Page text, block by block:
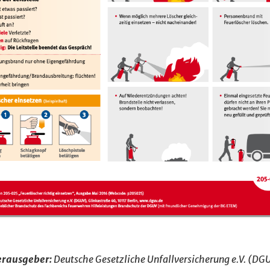
Deutsche Gesetzliche Unfallversicherung e.V.